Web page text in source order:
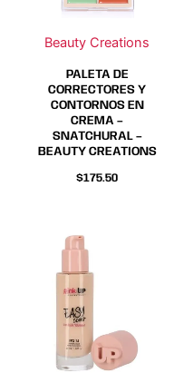
Beauty Creations
pueden
elegir
en
la
página
de
producto
PALETA DE
CORRECTORES Y
CONTORNOS EN
CREMA –
SNATCHURAL –
BEAUTY CREATIONS
$175.50
pueden
elegir
en
la
página
de
producto
Las
opciones
Las
opciones